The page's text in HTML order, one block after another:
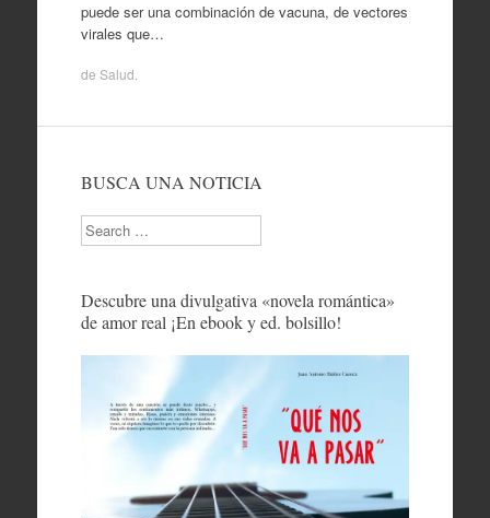
puede ser una combinación de vacuna, de vectores
virales que…
de Salud
BUSCA UNA NOTICIA
Search
Descubre una divulgativa «novela romántica»
de amor real ¡En ebook y ed. bolsillo!